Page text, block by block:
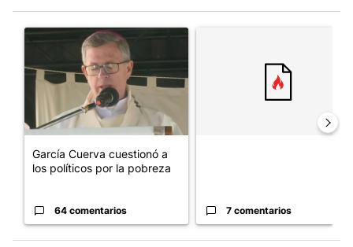
Un artículo de tendencia con el título "García Cuerva
García Cuerva cuestionó a
los políticos por la pobreza
64 comentarios 7 comentarios